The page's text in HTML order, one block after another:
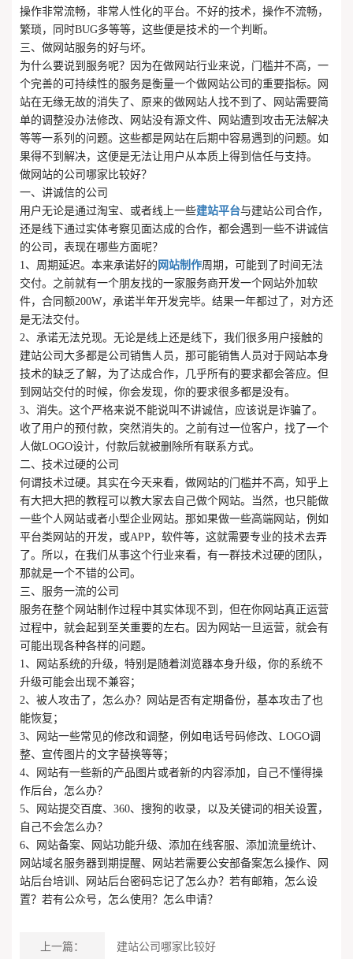
操作非常流畅，非常人性化的平台。不好的技术，操作不流畅，
繁琐，同时BUG多等等，这些便是技术的一个判断。
三、做网站服务的好与坏。
为什么要说到服务呢？因为在做网站行业来说，门槛并不高，一
个完善的可持续性的服务是衡量一个做网站公司的重要指标。网
站在无缘无故的消失了、原来的做网站人找不到了、网站需要简
单的调整没办法修改、网站没有源文件、网站遭到攻击无法解决
等等一系列的问题。这些都是网站在后期中容易遇到的问题。如
果得不到解决，这便是无法让用户从本质上得到信任与支持。
做网站的公司哪家比较好？
一、讲诚信的公司
用户无论是通过淘宝、或者线上一些建站平台与建站公司合作，
还是线下通过实体考察见面达成的合作，都会遇到一些不讲诚信
的公司，表现在哪些方面呢？
1、周期延迟。本来承诺好的 网站制作周期，可能到了时间无法
交付。之前就有一个朋友找的一家服务商开发一个网站外加软
件，合同额200W，承诺半年开发完毕。结果一年都过了，对方还
是无法交付。
2、承诺无法兑现。无论是线上还是线下，我们很多用户接触的
建站公司大多都是公司销售人员，那可能销售人员对于网站本身
技术的缺乏了解，为了达成合作，几乎所有的要求都会答应。但
到网站交付的时候，你会发现，你的要求很多都是没有。
3、消失。这个严格来说不能说叫不讲诚信，应该说是诈骗了。
收了用户的预付款，突然消失的。之前有过一位客户，找了一个
人做LOGO设计，付款后就被删除所有联系方式。
二、技术过硬的公司
何谓技术过硬。其实在今天来看，做网站的门槛并不高，知乎上
有大把大把的教程可以教大家去自己做个网站。当然，也只能做
一些个人网站或者小型企业网站。那如果做一些高端网站，例如
平台类网站的开发，或APP，软件等，这就需要专业的技术去弄
了。所以，在我们从事这个行业来看，有一群技术过硬的团队，
那就是一个不错的公司。
三、服务一流的公司
服务在整个网站制作过程中其实体现不到，但在你网站真正运营
过程中，就会起到至关重要的左右。因为网站一旦运营，就会有
可能出现各种各样的问题。
1、网站系统的升级，特别是随着浏览器本身升级，你的系统不
升级可能会出现不兼容；
2、被人攻击了，怎么办？网站是否有定期备份，基本攻击了也
能恢复；
3、网站一些常见的修改和调整，例如电话号码修改、LOGO调
整、宣传图片的文字替换等等；
4、网站有一些新的产品图片或者新的内容添加，自己不懂得操
作后台，怎么办？
5、网站提交百度、360、搜狗的收录，以及关键词的相关设置，
自己不会怎么办？
6、网站备案、网站功能升级、添加在线客服、添加流量统计、
网站域名服务器到期提醒、网站若需要公安部备案怎么操作、网
站后台培训、网站后台密码忘记了怎么办？若有邮箱，怎么设
置？若有公众号，怎么使用？怎么申请？
上一篇： 建站公司哪家比较好